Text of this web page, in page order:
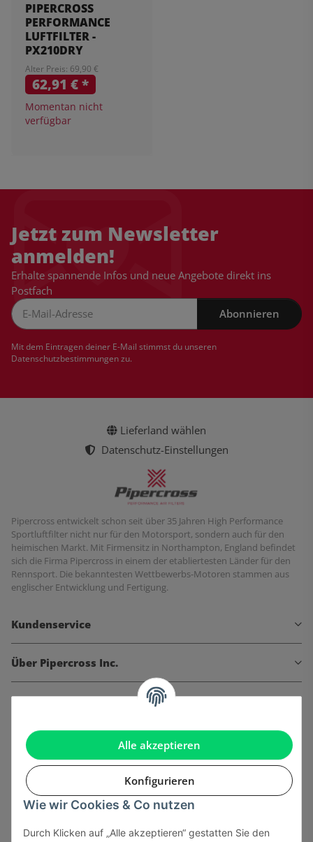
Alle akzeptieren
Konfigurieren
Wie wir Cookies & Co nutzen
Durch Klicken auf „Alle akzeptieren“ gestatten Sie den
PIPERCROSS
PERFORMANCE
LUFTFILTER -
PX210DRY
Alter Preis: 69,90 €
62,91 €*
Momentan nicht
verfügbar
Jetzt zum Newsletter
anmelden!
Erhalte spannende Infos und neue Angebote direkt ins
Postfach
Abonnieren
Mit dem Eintragen deiner E-Mail stimmst du unseren
Datenschutzbestimmungenzu.
Lieferland wählen
Datenschutz-Einstellungen
Pipercross entwickelt schon seit über 35 Jahren High Performance
Sportluftfilter nicht nur für den Motorsport, sondern auch für den
heimischen Markt. Mit Firmensitz in Northampton, England befindet
sich die Firma Pipercross in einem der etabliertesten Länder für den
Rennsport. Die bekanntesten Wettbewerbs-Motoren stammen aus
englischer Entwicklung und Fertigung.
Kundenservice
Über Pipercross Inc.
Informationen
Gesetzliche Informationen